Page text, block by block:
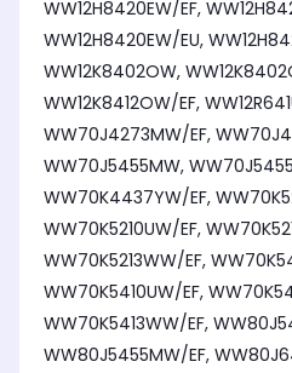
WW12H8420EW/EF,
WW12H8420EW/EU,
WW12K8402OW,
WW12K8412OW/EF,
WW70J4273MW/EF,
WW70J5455MW,
WW70K4437YW/EF,
WW70K5210UW/EF,
WW70K5213WW/EF,
WW70K5410UW/EF,
WW70K5413WW/EF,
WW80J5455MW/EF,